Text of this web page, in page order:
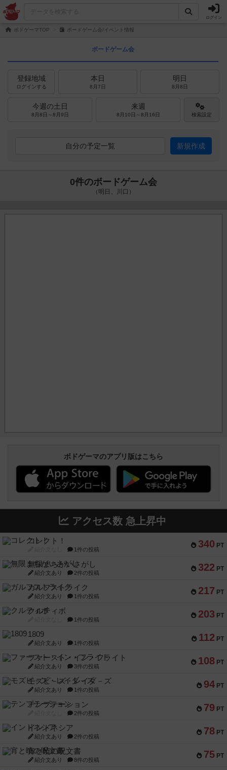
ログイン
ボドゲーマTOP ボードゲーム会/イベント情報
ボードゲーム会
登録地域
ログインする
本日
8月7日
明日
8月8日
今週の土日
8月8日～8月9日
来週
8月10日～8月16日 検索設定
自分の予定一覧 新規作成
0件のボードゲーム会
（明日、川口）
ボドゲーマのアプリ版はこちら
アクセス数 急上昇中
340 PT
コレクト！
1件の投稿
322 PT
無限まちがいさがし
紹介文あり 2件の投稿
217 PT
ガルフストライク
紹介文あり 1件の投稿
203 PT
クルティボ
1件の投稿
112 PT
1809
紹介文あり 1件の投稿
108 PT
ファースト・イン・フライト
紹介文あり 3件の投稿
94 PT
モズビ－ズ・レイダ－ズ
紹介文あり 1件の投稿
79 PT
テンプテーション
2件の投稿
78 PT
インドネシア
紹介文あり 2件の投稿
75 PT
宵と暁の呪文書
紹介文あり 8件の投稿